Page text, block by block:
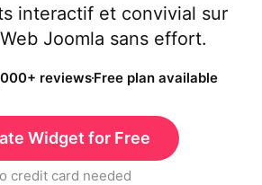
interactif et convivial sur
Joomla sans effort.
reviewsFree plan available
Widget for Free
credit card needed